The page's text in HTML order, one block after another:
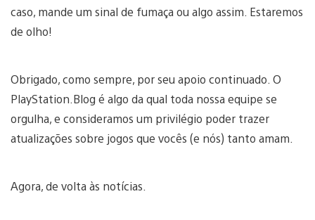
caso, mande um sinal de fumaça ou algo assim. Estaremos
de olho!
Obrigado, como sempre, por seu apoio continuado. O
PlayStation.Blog é algo da qual toda nossa equipe se
orgulha, e consideramos um privilégio poder trazer
atualizações sobre jogos que vocês (e nós) tanto amam.
Agora, de volta às notícias.